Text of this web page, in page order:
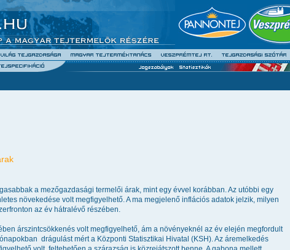
a mezőgazdasági termelői árak, mint egy évvel korábban. Az utóbbi egy
növekedése volt megfigyelhető. A ma megjelenő inflációs adatok jelzik, milyen
az év hátralévő részében.
árszintcsökkenés volt megfigyelhető, ám a növényeknél az év elején megfordult
 drágulást mért a Központi Statisztikai Hivatal (KSH). Az áremelkedés